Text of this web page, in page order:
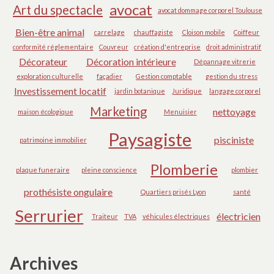
Art du spectacle avocat avocat dommage corporel Toulouse
Bien-être animal carrelage chauffagiste Cloison mobile
Coiffeur
conformité réglementaire
Couvreur création d'entreprise droit administratif
Décorateur Décoration intérieure
Dépannage vitrerie
exploration culturelle
façadier Gestion comptable gestion du stress
Investissement locatif jardin botanique Juridique langage corporel
maison écologique Marketing Menuisier nettoyage
patrimoine immobilier Paysagiste pisciniste
plaque funeraire pleine conscience Plomberie plombier
prothésiste ongulaire Quartiers prisés Lyon santé
Serrurier Traiteur TVA véhicules électriques électricien
Archives